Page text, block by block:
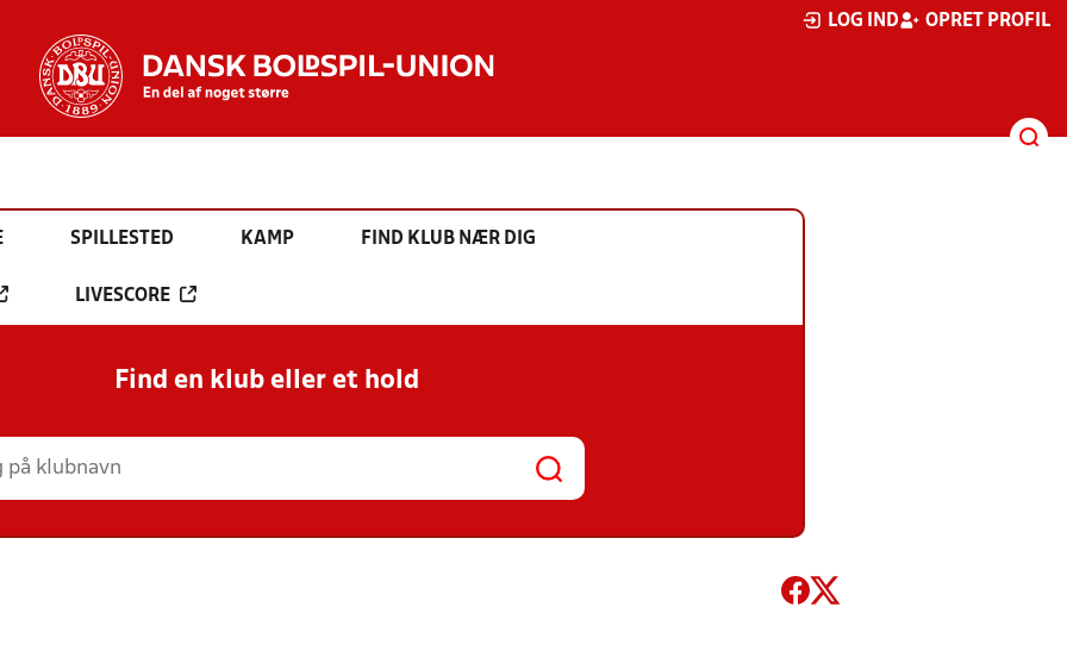
LOG IND OPRET PROFIL
SPILLESTED KAMP FIND KLUB NÆR DIG
LIVESCORE
Find en klub eller et hold